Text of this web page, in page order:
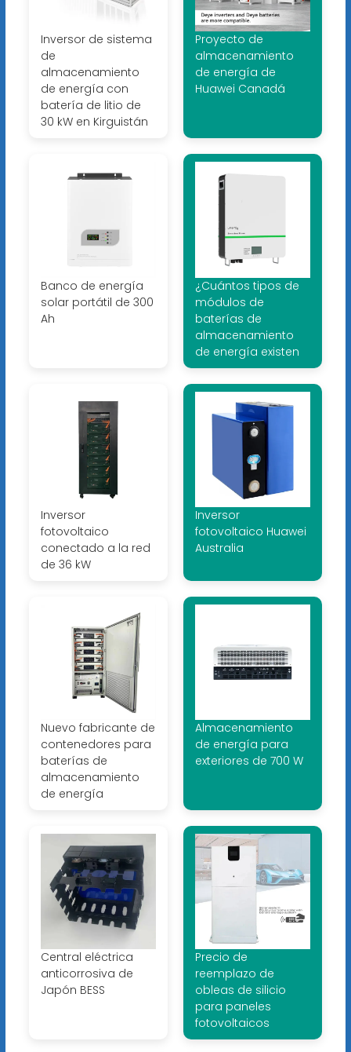
Inversor de sistema
de
almacenamiento
de energía con
batería de litio de
30 kW en Kirguistán
Proyecto de
almacenamiento
de energía de
Huawei Canadá
Banco de energía
solar portátil de 300
Ah
¿Cuántos tipos de
módulos de
baterías de
almacenamiento
de energía existen
Inversor
fotovoltaico
conectado a la red
de 36 kW
Inversor
fotovoltaico Huawei
Australia
Nuevo fabricante de
contenedores para
baterías de
almacenamiento
de energía
Almacenamiento
de energía para
exteriores de 700 W
Central eléctrica
anticorrosiva de
Japón BESS
Precio de
reemplazo de
obleas de silicio
para paneles
fotovoltaicos